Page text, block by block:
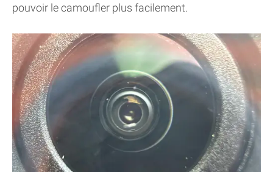
pouvoir le camoufler plus facilement.